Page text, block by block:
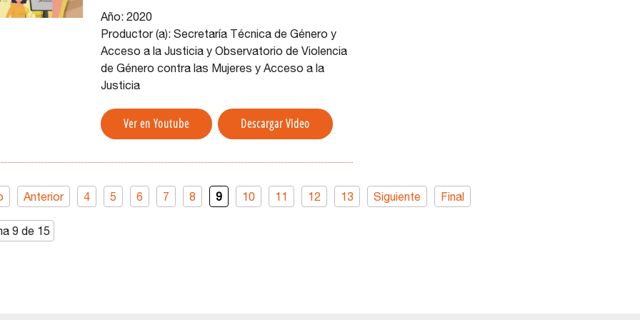
Año: 2020
Productor (a): Secretaría Técnica de Género y
Acceso a la Justicia y Observatorio de Violencia
de Género contra las Mujeres y Acceso a la
Justicia
Ver en Youtube Descargar Video
Anterior 4 5 6 7 8 9 10 11 12 13 Siguiente Final
9 de 15